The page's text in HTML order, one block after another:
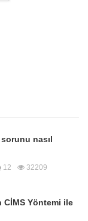
nasıl
12 32209
CİMS Yöntemi ile